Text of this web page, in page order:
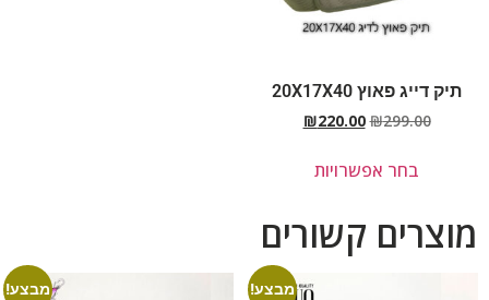
תיק דייג פאוץ 20X17X40
₪299.00
₪220.00
בחר אפשרויות
מוצרים קשורים
מבצע! מבצע!